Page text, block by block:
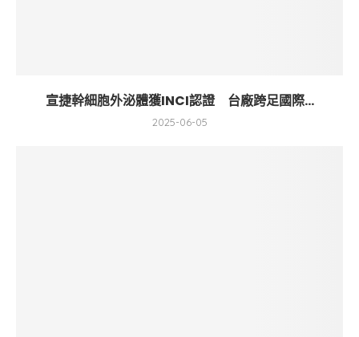
宣捷幹細胞外泌體獲INCI認證 台廠跨足國際...
2025-06-05